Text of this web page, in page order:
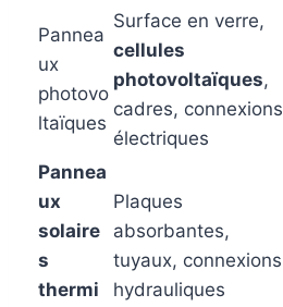
Pannea
ux
photovo
ltaïques
Surface en verre,
cellules
photovoltaïques,
cadres, connexions
électriques
Pannea
ux
solaire
s
thermi
Plaques
absorbantes,
tuyaux, connexions
hydrauliques